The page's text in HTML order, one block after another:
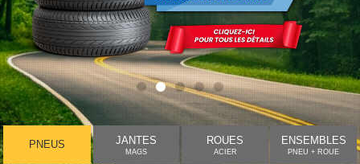
PNEUS JANTES
MAGS
ROUES
ACIER
ENSEMBLES
PNEU + ROUE